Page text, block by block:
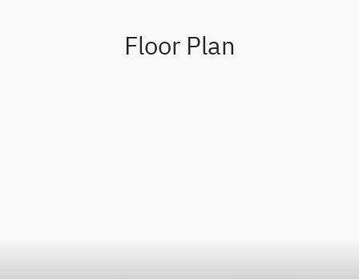
Floor Plan